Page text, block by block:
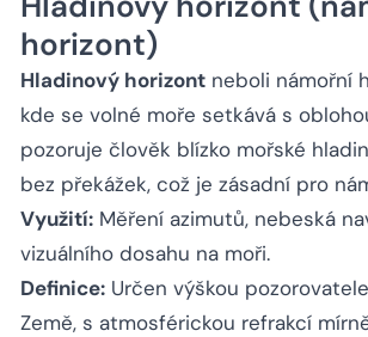
horizont)
Hladinový horizont neboli námořní
kde se volné moře setkává s
pozoruje člověk blízko mořské
bez překážek, což je zásadní pro
Využití: Měření azimutů, nebeská
vizuálního dosahu na moři.
Definice: Určen výškou
Země, s atmosférickou refrakcí